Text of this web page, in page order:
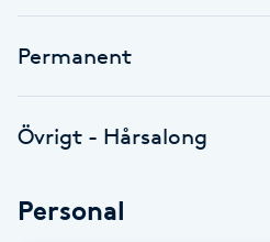
Fibromassage
Fotmassage
Fotsvamp
Permanent
Övrigt - Hårsalong
Personal